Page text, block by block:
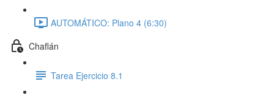
AUTOMÁTICO: Plano 4 (6:30)
Chaflán
Tarea Ejercicio 8.1